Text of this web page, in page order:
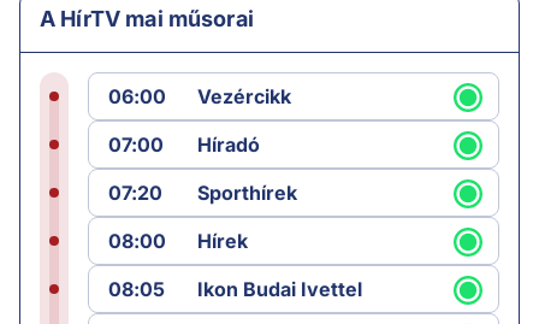
A HírTV mai műsorai
06:00
Vezércikk
07:00
Híradó
07:20
Sporthírek
08:00
Hírek
08:05
Ikon Budai Ivettel